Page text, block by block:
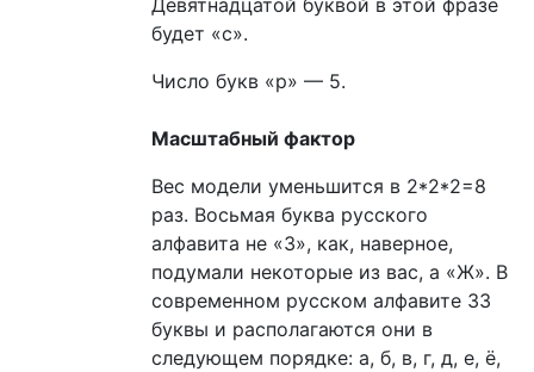
будет «с».
Число букв «р» — 5.
Масштабный фактор
Вес модели уменьшится в 2*2*2=8
раз. Восьмая буква русского
алфавита не «3», как, наверное,
подумали некоторые из вас, а «Ж». В
современном русском алфавите 33
буквы и располагаются они в
следующем порядке: а, б, в, г, д, е, ё,